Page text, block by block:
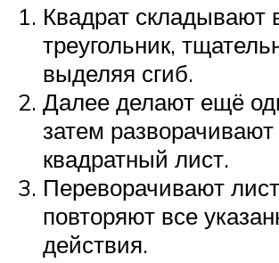
Квадрат складывают
треугольник,
выделяя сгиб.
Далее делают ещё
затем
квадратный лист.
Переворачивают
повторяют все
действия.